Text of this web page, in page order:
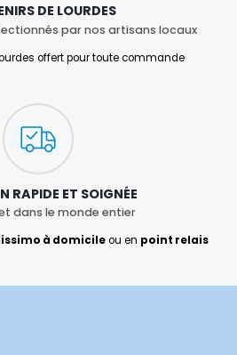
DE LOURDES
par nos artisans locaux
offert pour toute commande
RAPIDE ET SOIGNÉE
dans le monde entier
à domicileou en point relais